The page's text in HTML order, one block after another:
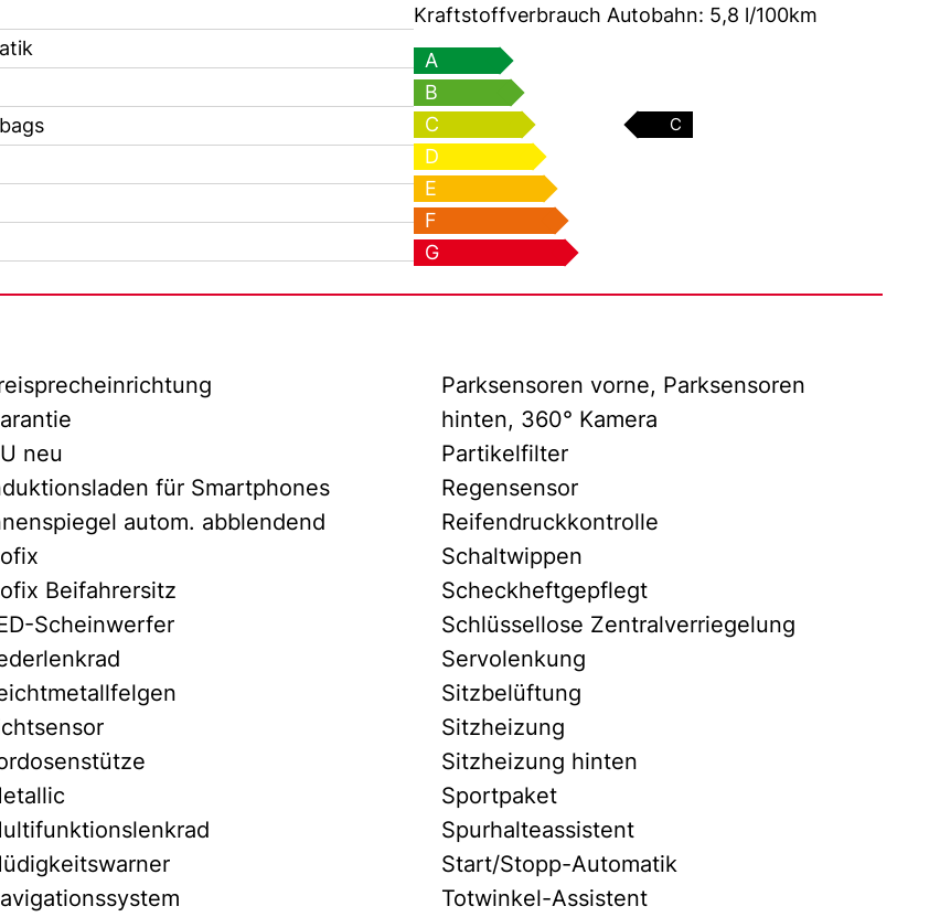
Kraftstoffverbrauch Autobahn: 5,8 l/100km
A
B
C
C
D
E
F
G
neu
für Smartphones
autom. abblendend
Beifahrersitz
Scheinwerfer
Parksensoren vorne, Parksensoren
hinten, 360° Kamera
Partikelfilter
Regensensor
Reifendruckkontrolle
Schaltwippen
Scheckheftgepflegt
Schlüssellose Zentralverriegelung
Servolenkung
Sitzbelüftung
Sitzheizung
Sitzheizung hinten
Sportpaket
Spurhalteassistent
Start/Stopp-Automatik
Totwinkel-Assistent